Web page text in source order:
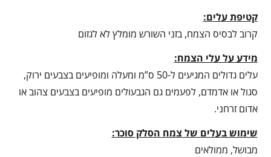
קטיפת עלים:
קרוב לבסיס הצמח, בזני השורש מומלץ לא לגזום
מידע על עלי הצמח:
עלים גדולים המגיעים ל-50 ס”מ ומעלה ומופיעים בצבעים ירוק,
סגול או אדמדם, לפעמים גם הגבעולים מופיעים בצבעים צהוב או
אדום זרחני.
שימוש בעלים של צמח הסלק סוכר:
מבושל, ממולאים